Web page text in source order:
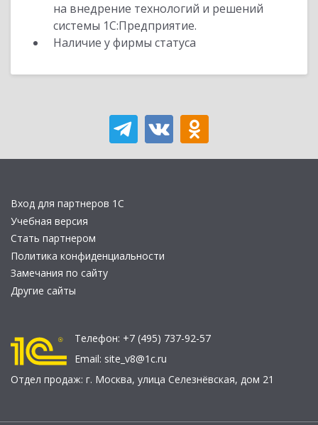
на внедрение технологий и решений
системы 1С:Предприятие.
Наличие у фирмы статуса
Вход для партнеров 1С
Учебная версия
Стать партнером
Политика конфиденциальности
Замечания по сайту
Другие сайты
Телефон: +7 (495) 737-92-57
Email: site_v8@1c.ru
Отдел продаж: г. Москва, улица Селезнёвская, дом 21